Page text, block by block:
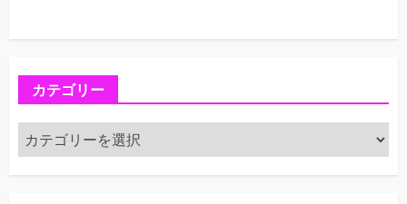
カテゴリー
カ
テ
ゴ